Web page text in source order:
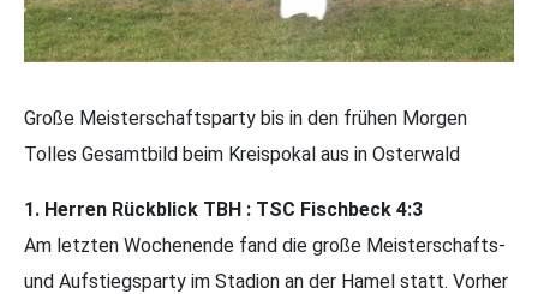
Große Meisterschaftsparty bis in den frühen Morgen
Tolles Gesamtbild beim Kreispokal aus in Osterwald
1. Herren Rückblick TBH : TSC Fischbeck 4:3
Am letzten Wochenende fand die große Meisterschafts-
und Aufstiegsparty im Stadion an der Hamel statt. Vorher